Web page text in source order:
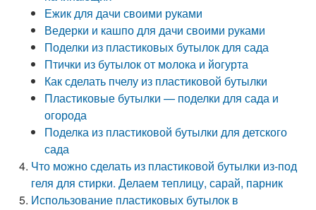
Ежик для дачи своими руками
Ведерки и кашпо для дачи своими руками
Поделки из пластиковых бутылок для сада
Птички из бутылок от молока и йогурта
Как сделать пчелу из пластиковой бутылки
Пластиковые бутылки — поделки для сада и
огорода
Поделка из пластиковой бутылки для детского
сада
Что можно сделать из пластиковой бутылки из-под
геля для стирки. Делаем теплицу, сарай, парник
Использование пластиковых бутылок в